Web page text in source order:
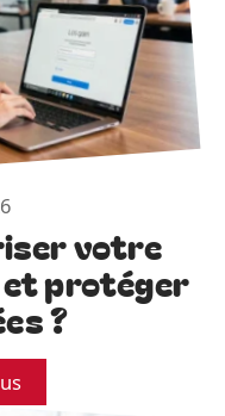
votre
et protéger
?